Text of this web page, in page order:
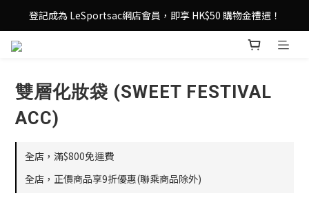
登記成為 LeSportsac網店會員，即享 HK$50 購物金禮遇！
登記成為 LeSportsac網店會員，即享 HK$50 購物金禮遇！
滿 $800尊享港澳免費送貨，購物從此更輕鬆自在！
雙層化妝袋 (SWEET FESTIVAL
ACC)
全店，滿$800免運費
全店，正價商品享9折優惠(聯乘商品除外)